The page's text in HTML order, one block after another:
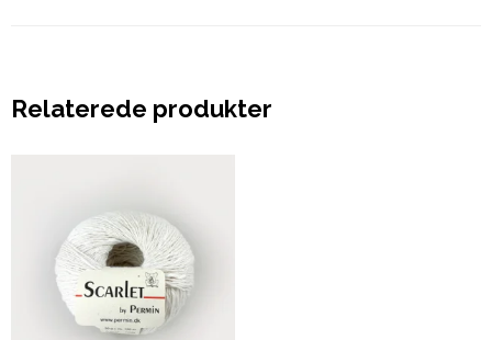
Relaterede produkter